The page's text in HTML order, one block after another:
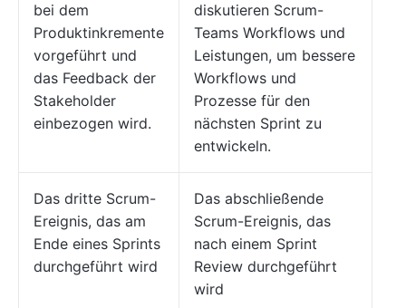
bei dem
Produktinkremente
vorgeführt und
das Feedback der
Stakeholder
einbezogen wird.
diskutieren Scrum-
Teams Workflows und
Leistungen, um bessere
Workflows und
Prozesse für den
nächsten Sprint zu
entwickeln.
Das dritte Scrum-
Ereignis, das am
Ende eines Sprints
durchgeführt wird
Das abschließende
Scrum-Ereignis, das
nach einem Sprint
Review durchgeführt
wird